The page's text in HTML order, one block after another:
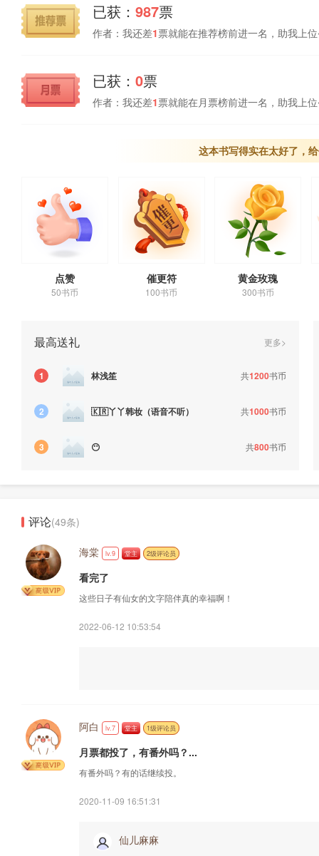
已获： 987票
作者：我还差1票就能在推荐榜前进一名，助我上
已获： 0票
作者：我还差1票就能在月票榜前进一名，助我上
这本书写得实在太好了，
点赞
50书币
催更符
100书币
黄金玫瑰
300书币
最高送礼 更多>
1 林浅笙 共1200书币
2 🇰🇷丫丫韩妆（语音不听） 共1000书币
3 😶 共800书币
评论(49条)
海棠 lv.9 堂主 2级评论员
看完了
这些日子有仙女的文字陪伴真的幸福啊！
2022-06-12 10:53:54
阿白 lv.7 堂主 1级评论员
月票都投了，有番外吗？...
有番外吗？有的话继续投。
2020-11-09 16:51:31
仙儿麻麻